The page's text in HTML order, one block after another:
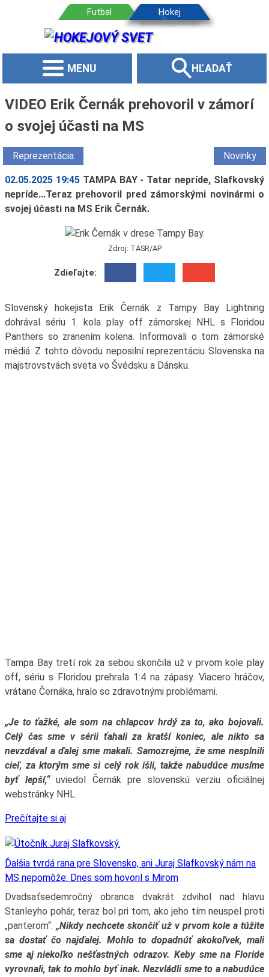
MENU HĽADAŤ
VIDEO Erik Černák prehovoril v zámorí
o svojej účasti na MS
Reprezentácia Novinky
02.05.2025 19:45 TAMPA BAY - Tatar nepríde, Slafkovský
nepríde...Teraz prehovoril pred zámorskými novinármi o
svojej účasti na MS Erik Černák.
Zdroj: TASR/AP
Zdieľajte:
Slovenský hokejista Erik Černák z Tampy Bay Lightning
dohrával sériu 1. kola play off zámorskej NHL s Floridou
Panthers so zranením kolena. Informovali o tom zámorské
médiá. Z tohto dôvodu neposilní reprezentáciu Slovenska na
majstrovstvách sveta vo Švédsku a Dánsku.
Tampa Bay tretí rok za sebou skončila už v prvom kole play
off, sériu s Floridou prehrala 1:4 na zápasy. Viacero hráčov,
vrátane Černáka, hralo so zdravotnými problémami.
„Je to ťažké, ale som na chlapcov hrdý za to, ako bojovali.
Celý čas sme v sérii ťahali za kratší koniec, ale nikto sa
nevzdával a ďalej sme makali. Samozrejme, že sme nesplnili
cieľ, za ktorým sme si celý rok išli, takže nabudúce musíme
byť lepší,“uviedol Černák pre slovenskú verziu oficiálnej
webstránky NHL.
Prečítajte si aj
Ďalšia tvrdá rana pre Slovensko, ani Juraj Slafkovský nám na
MS nepomôže: Dnes som hovoril s Mirom
Dvadsaťsedemročný obranca dvakrát zdvihol nad hlavu
Stanleyho pohár, teraz bol pri tom, ako jeho tím neuspel proti
„panterom“. „Nikdy nechcete skončiť už v prvom kole a túžite
sa dostať čo najďalej. Mohlo to dopadnúť akokoľvek, mali
sme aj niekoľko nešťastných odrazov. Keby sme na Floride
vyrovnali, tak to mohlo byť inak. Nezvládli sme to a nabudúce